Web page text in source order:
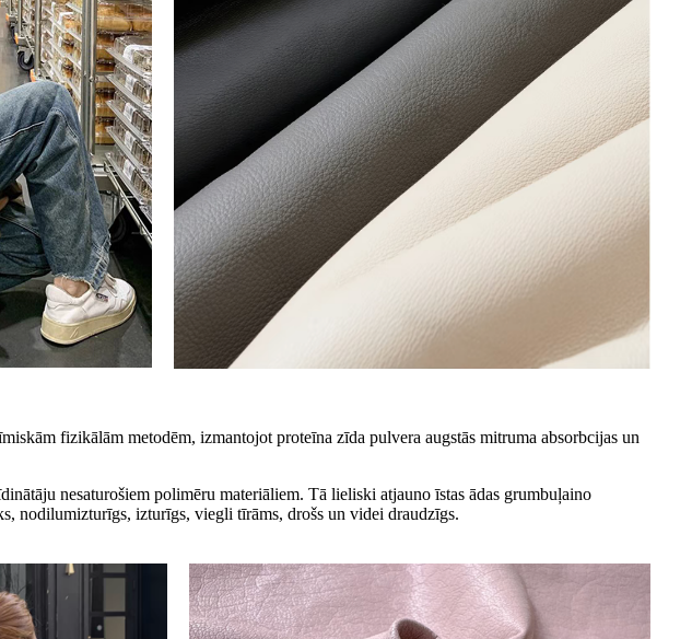
fizikālām metodēm, izmantojot proteīna zīda pulvera augstās mitruma absorbcijas un
nesaturošiem polimēru materiāliem. Tā lieliski atjauno īstas ādas grumbuļaino
nodilumizturīgs, izturīgs, viegli tīrāms, drošs un videi draudzīgs.